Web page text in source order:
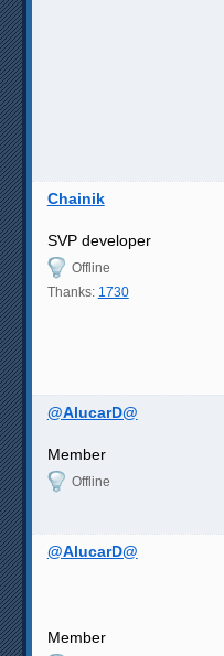
Chainik
SVP developer
Offline
Thanks: 1730
@AlucarD@
Member
Offline
@AlucarD@
Member